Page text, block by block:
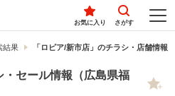
お気に入り さがす
結果 「ロピア/新市店」のチラシ・店舗情報
・セール情報（広島県福